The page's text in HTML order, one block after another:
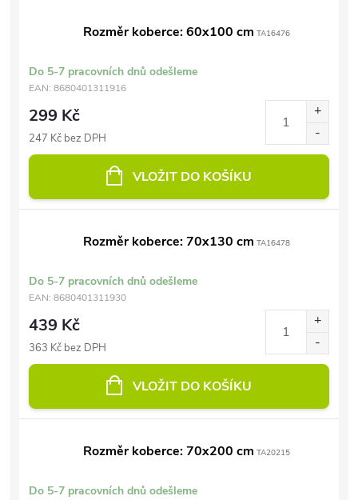
Rozměr koberce: 60x100 cm TA16476
Do 5-7 pracovních dnů odešleme
EAN: 8680401311916
299 Kč
247 Kč bez DPH
VLOŽIT DO KOŠÍKU
Rozměr koberce: 70x130 cm TA16478
Do 5-7 pracovních dnů odešleme
EAN: 8680401311930
439 Kč
363 Kč bez DPH
VLOŽIT DO KOŠÍKU
Rozměr koberce: 70x200 cm TA20215
Do 5-7 pracovních dnů odešleme